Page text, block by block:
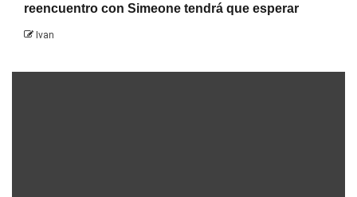
reencuentro con Simeone tendrá que esperar
Ivan